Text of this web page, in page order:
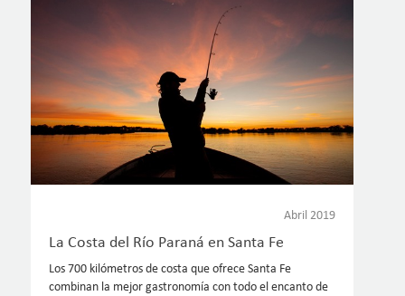
Abril 2019
La Costa del Río Paraná en Santa Fe
Los 700 kilómetros de costa que ofrece Santa Fe
combinan la mejor gastronomía con todo el encanto de